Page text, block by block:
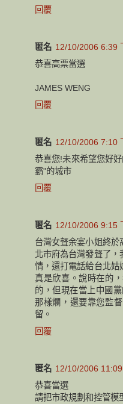
回覆
匿名 12/10/2006 6:39
恭喜高票當選
JAMES WENG
回覆
匿名 12/10/2006 7:10
恭喜您!未來希望您好
霸"的城市
回覆
匿名 12/10/2006 9:15
台灣女聲余宴小姐終於
北市府為台灣發聲了
情，還打電話給台北姑
真是欣喜。說時在的
的，但現在當上中國
那樣爛，還要靠您監
留。
回覆
匿名 12/10/2006
恭喜當選
請把市政規劃和控管模